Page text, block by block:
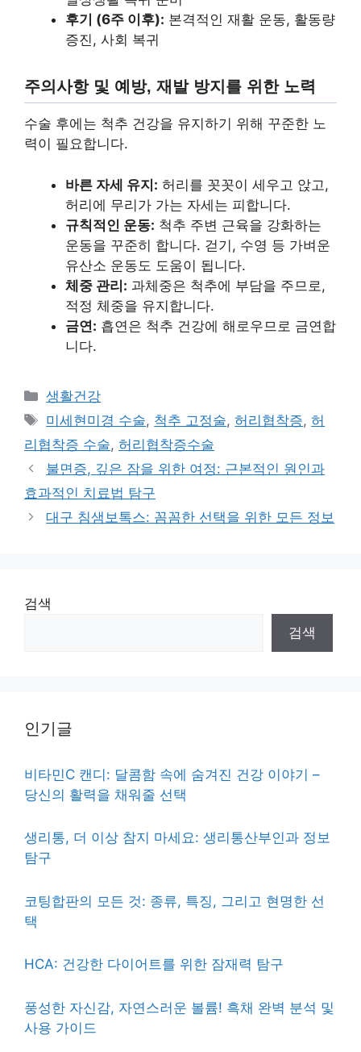
후기 (6주 이후): 본격적인 재활 운동, 활동량
증진, 사회 복귀
주의사항 및 예방, 재발 방지를 위한 노력
수술 후에는 척추 건강을 유지하기 위해 꾸준한 노
력이 필요합니다.
바른 자세 유지: 허리를 꼿꼿이 세우고 앉고,
허리에 무리가 가는 자세는 피합니다.
규칙적인 운동: 척추 주변 근육을 강화하는
운동을 꾸준히 합니다. 걷기, 수영 등 가벼운
유산소 운동도 도움이 됩니다.
체중 관리: 과체중은 척추에 부담을 주므로,
적정 체중을 유지합니다.
금연: 흡연은 척추 건강에 해로우므로 금연합
니다.
Categories
생활건강
Tags
미세현미경 수술, 척추 고정술,허리협착증,허
리협착증 수술, 허리협착증수술
불면증, 깊은 잠을 위한 여정: 근본적인 원인과
효과적인 치료법 탐구
대구 침샘보톡스: 꼼꼼한 선택을 위한 모든 정보
검색
검색
인기글
비타민C 캔디: 달콤함 속에 숨겨진 건강 이야기 –
당신의 활력을 채워줄 선택
생리통, 더 이상 참지 마세요: 생리통산부인과 정보
탐구
코팅합판의 모든 것: 종류, 특징, 그리고 현명한 선
택
HCA: 건강한 다이어트를 위한 잠재력 탐구
풍성한 자신감, 자연스러운 볼륨! 흑채 완벽 분석 및
사용 가이드